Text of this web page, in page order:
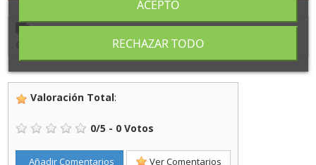
Cómpralo ahoray recíbeloentre2/9/26y3/9/26 con
Valoración Total:
0/5 - 0 Votos
Añadir Comentarios Ver Comentarios
RECHAZAR TODO
ACEPTO